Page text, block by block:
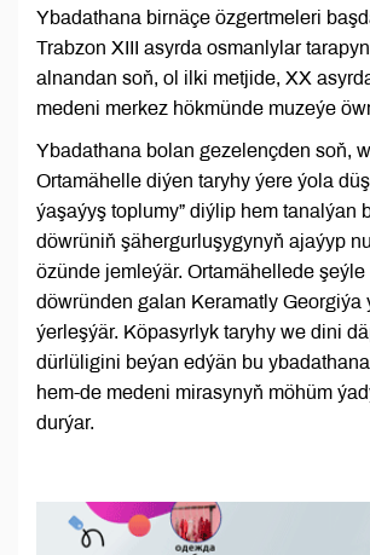
Ybadathana birnäçe özgertmeleri
Trabzon XIII asyrda osmanlylar
alnandan soň, ol ilki metjide, XX
medeni merkez hökmünde muzeýe
Ybadathana bolan gezelençden soň,
Ortamähelle diýen taryhy ýere ýola
ýaşaýyş toplumy” diýlip hem tanalýan
döwrüniň şähergurluşygynyň ajaýyp
özünde jemleýär. Ortamähellede
döwründen galan Keramatly Georgiýa
ýerleşýär. Köpasyrlyk taryhy we dini
dürlüligini beýan edýän bu
hem-de medeni mirasynyň möhüm
durýar.